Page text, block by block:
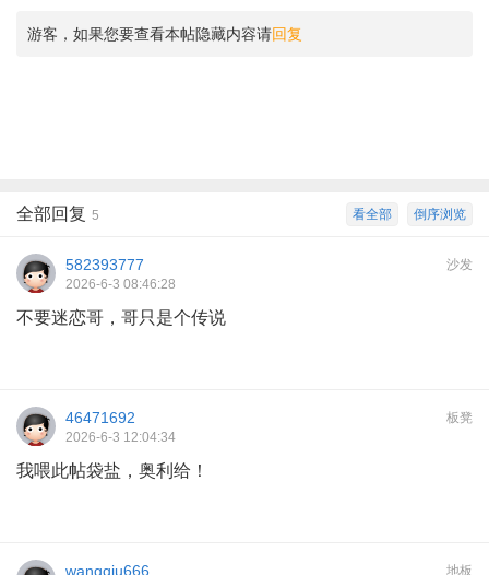
游客，如果您要查看本帖隐藏内容请回复
倒序浏览
看全部
全部回复 5
沙发
582393777
2026-6-3 08:46:28
不要迷恋哥，哥只是个传说
板凳
46471692
2026-6-3 12:04:34
我喂此帖袋盐，奥利给！
地板
wangqiu666